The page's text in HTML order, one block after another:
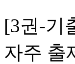
[3권-기
자주 출